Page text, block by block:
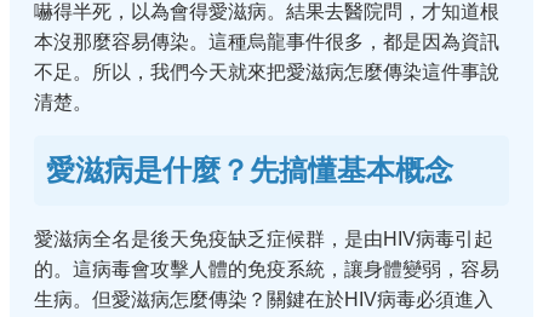
嚇得半死，以為會得愛滋病。結果去醫院問，才知道根
本沒那麼容易傳染。這種烏龍事件很多，都是因為資訊
不足。所以，我們今天就來把愛滋病怎麼傳染這件事說
清楚。
愛滋病是什麼？先搞懂基本概念
愛滋病全名是後天免疫缺乏症候群，是由HIV病毒引起
的。這病毒會攻擊人體的免疫系統，讓身體變弱，容易
生病。但愛滋病怎麼傳染？關鍵在於HIV病毒必須進入